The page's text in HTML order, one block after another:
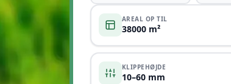
AREAL OP TIL
38000 m²
KLIPPEHØJDE
10–60 mm